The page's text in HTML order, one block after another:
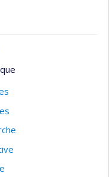
en partenariat
la santé au travail
sur la santé de
en santé
entreprises sur la
J'utilise des
de
participatives.